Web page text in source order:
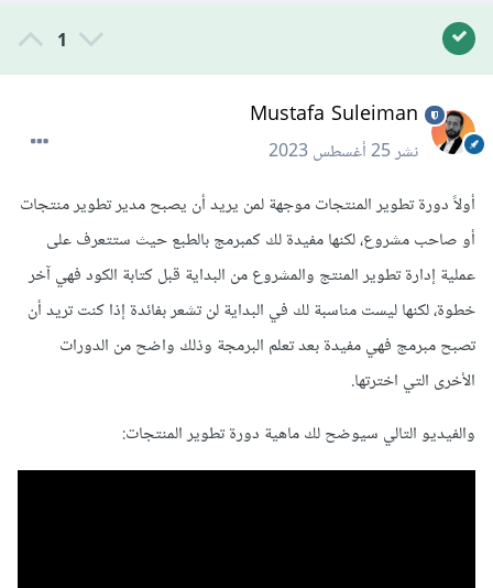
1
Mustafa Suleiman
نشر25 أغسطس 2023
أولاً دورة تطوير المنتجات موجهة لمن يريد أن يصبح مدير تطوير منتجات
أو صاحب مشروع، لكنها مفيدة لك كمبرمج بالطبع حيث ستتعرف على
عملية إدارة تطوير المنتج والمشروع من البداية قبل كتابة الكود فهي آخر
خطوة، لكنها ليست مناسبة لك في البداية لن تشعر بفائدة إذا كنت تريد أن
تصبح مبرمج فهي مفيدة بعد تعلم البرمجة وذلك واضح من الدورات
الأخرى التي اخترتها.
والفيديو التالي سيوضح لك ماهية دورة تطوير المنتجات: